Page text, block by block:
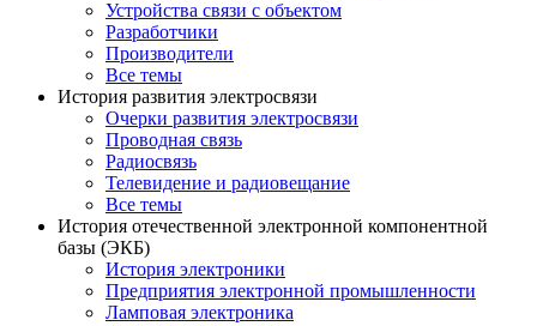
Устройства связи с объектом
Разработчики
Производители
Все темы
История развития электросвязи
Очерки развития электросвязи
Проводная связь
Радиосвязь
Телевидение и радиовещание
Все темы
История отечественной электронной компонентной
базы (ЭКБ)
История электроники
Предприятия электронной промышленности
Ламповая электроника